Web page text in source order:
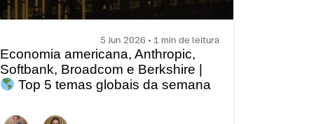
5 Jun 2026 • 1 min de leitura
Economia americana, Anthropic,
Softbank, Broadcom e Berkshire |
Top 5 temas globais da semana